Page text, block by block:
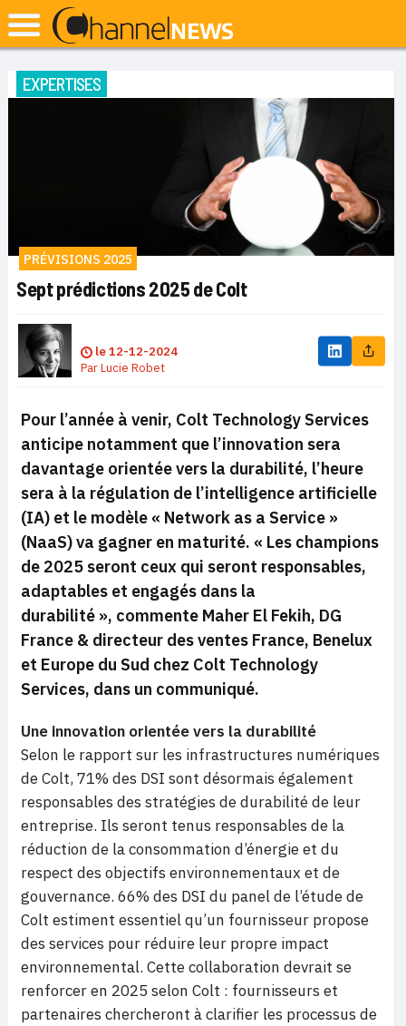
EXPERTISES
PRÉVISIONS 2025
Sept prédictions 2025 de Colt
le12-12-2024
ParLucie Robet
Pour l’année à venir, Colt Technology Services
anticipe notamment que l’innovation sera
davantage orientée vers la durabilité, l’heure
sera à la régulation de l’intelligence artificielle
(IA) et le modèle « Network as a Service »
(NaaS) va gagner en maturité. « Les champions
de 2025 seront ceux qui seront responsables,
adaptables et engagés dans la
durabilité », commente Maher El Fekih, DG
France & directeur des ventes France, Benelux
et Europe du Sud chez Colt Technology
Services, dans un communiqué.
Une innovation orientée vers la durabilité
Selon le rapport sur les infrastructures numériques
de Colt, 71% des DSI sont désormais également
responsables des stratégies de durabilité de leur
entreprise. Ils seront tenus responsables de la
réduction de la consommation d’énergie et du
respect des objectifs environnementaux et de
gouvernance. 66% des DSI du panel de l’étude de
Colt estiment essentiel qu’un fournisseur propose
des services pour réduire leur propre impact
environnemental. Cette collaboration devrait se
renforcer en 2025 selon Colt : fournisseurs et
partenaires chercheront à clarifier les processus de